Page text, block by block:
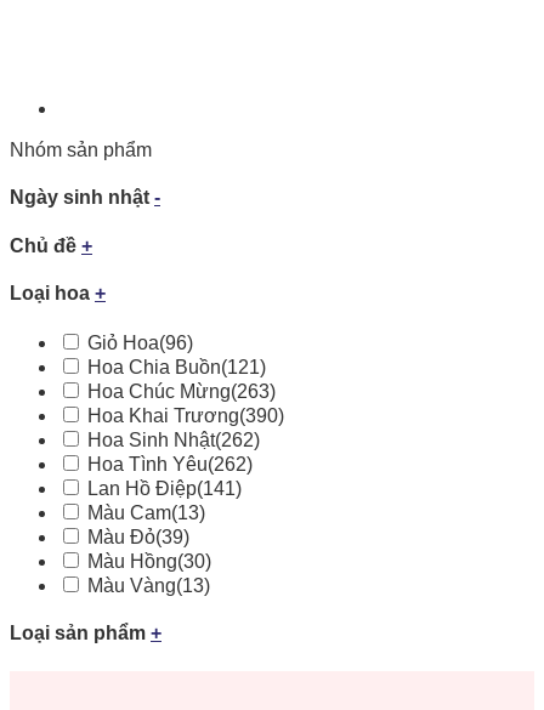
Nhóm sản phẩm
Ngày sinh nhật -
Chủ đề +
Loại hoa +
Giỏ Hoa(96)
Hoa Chia Buồn(121)
Hoa Chúc Mừng(263)
Hoa Khai Trương(390)
Hoa Sinh Nhật(262)
Hoa Tình Yêu(262)
Lan Hồ Điệp(141)
Màu Cam(13)
Màu Đỏ(39)
Màu Hồng(30)
Màu Vàng(13)
Loại sản phẩm +